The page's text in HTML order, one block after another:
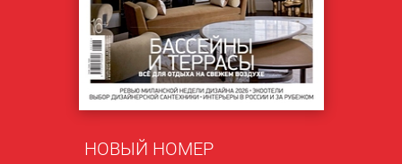
НОВЫЙ НОМЕР